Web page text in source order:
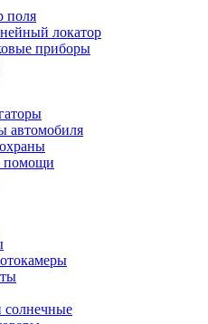
поля
локатор
приборы
автомобиля
помощи
солнечные